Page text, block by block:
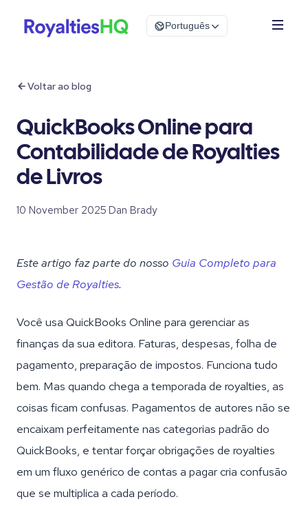
Português
Voltar ao blog
QuickBooks Online para
Contabilidade de Royalties
de Livros
10 November 2025·Dan Brady
Este artigo faz parte do nosso Guia Completo para
Gestão de Royalties.
Você usa QuickBooks Online para gerenciar as
finanças da sua editora. Faturas, despesas, folha de
pagamento, preparação de impostos. Funciona tudo
bem. Mas quando chega a temporada de royalties, as
coisas ficam confusas. Pagamentos de autores não se
encaixam perfeitamente nas categorias padrão do
QuickBooks, e tentar forçar obrigações de royalties
em um fluxo genérico de contas a pagar cria confusão
que se multiplica a cada período.